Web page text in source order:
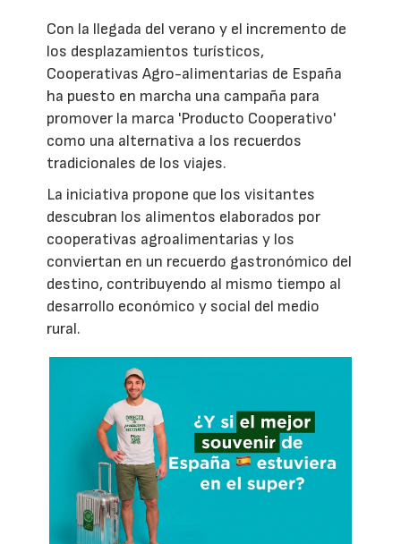
Con la llegada del verano y el incremento de
los desplazamientos turísticos,
Cooperativas Agro-alimentarias de España
ha puesto en marcha una campaña para
promover la marca 'Producto Cooperativo'
como una alternativa a los recuerdos
tradicionales de los viajes.
La iniciativa propone que los visitantes
descubran los alimentos elaborados por
cooperativas agroalimentarias y los
conviertan en un recuerdo gastronómico del
destino, contribuyendo al mismo tiempo al
desarrollo económico y social del medio
rural.